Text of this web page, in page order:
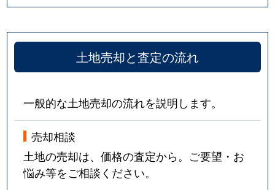
土地売却と査定の流れ
一般的な土地売却の流れを説明します。
売却相談
土地の売却は、価格の査定から。ご要望・お
悩み等をご相談ください。